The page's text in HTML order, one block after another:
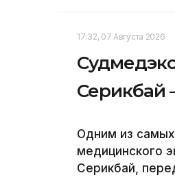
17:32, 07 Августа 2026
Серикбай
Одним из
медицинского
Серикбай,